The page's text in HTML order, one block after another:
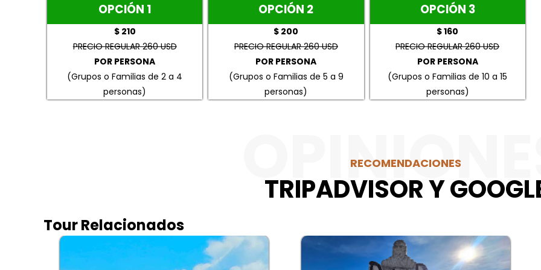
OPCIÓN 1
$ 210
PRECIO REGULAR 260 USD
POR PERSONA
(Grupos o Familias de 2 a 4
personas)
OPCIÓN 2
$ 200
PRECIO REGULAR 260 USD
POR PERSONA
(Grupos o Familias de 5 a 9
personas)
OPCIÓN 3
$ 160
PRECIO REGULAR 260 USD
POR PERSONA
(Grupos o Familias de 10 a 15
personas)
RECOMENDACIONES
TRIPADVISOR Y
Tour Relacionados